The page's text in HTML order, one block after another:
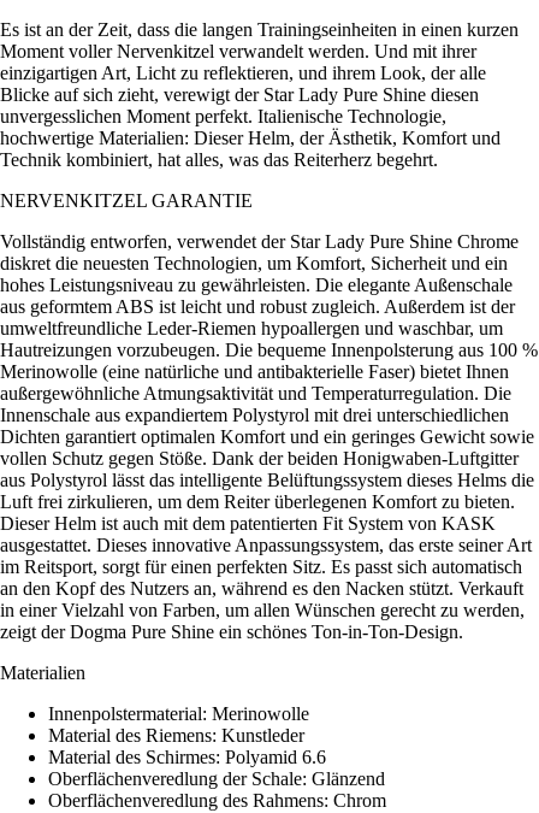
Es ist an der Zeit, dass die langen Trainingseinheiten in einen kurzen
Moment voller Nervenkitzel verwandelt werden. Und mit ihrer
einzigartigen Art, Licht zu reflektieren, und ihrem Look, der alle
Blicke auf sich zieht, verewigt der Star Lady Pure Shine diesen
unvergesslichen Moment perfekt. Italienische Technologie,
hochwertige Materialien: Dieser Helm, der Ästhetik, Komfort und
Technik kombiniert, hat alles, was das Reiterherz begehrt.
NERVENKITZEL GARANTIE
Vollständig entworfen, verwendet der Star Lady Pure Shine Chrome
diskret die neuesten Technologien, um Komfort, Sicherheit und ein
hohes Leistungsniveau zu gewährleisten. Die elegante Außenschale
aus geformtem ABS ist leicht und robust zugleich. Außerdem ist der
umweltfreundliche Leder-Riemen hypoallergen und waschbar, um
Hautreizungen vorzubeugen. Die bequeme Innenpolsterung aus 100 %
Merinowolle (eine natürliche und antibakterielle Faser) bietet Ihnen
außergewöhnliche Atmungsaktivität und Temperaturregulation. Die
Innenschale aus expandiertem Polystyrol mit drei unterschiedlichen
Dichten garantiert optimalen Komfort und ein geringes Gewicht sowie
vollen Schutz gegen Stöße. Dank der beiden Honigwaben-Luftgitter
aus Polystyrol lässt das intelligente Belüftungssystem dieses Helms die
Luft frei zirkulieren, um dem Reiter überlegenen Komfort zu bieten.
Dieser Helm ist auch mit dem patentierten Fit System von KASK
ausgestattet. Dieses innovative Anpassungssystem, das erste seiner Art
im Reitsport, sorgt für einen perfekten Sitz. Es passt sich automatisch
an den Kopf des Nutzers an, während es den Nacken stützt. Verkauft
in einer Vielzahl von Farben, um allen Wünschen gerecht zu werden,
zeigt der Dogma Pure Shine ein schönes Ton-in-Ton-Design.
Materialien
Innenpolstermaterial: Merinowolle
Material des Riemens: Kunstleder
Material des Schirmes: Polyamid 6.6
Oberflächenveredlung der Schale: Glänzend
Oberflächenveredlung des Rahmens: Chrom